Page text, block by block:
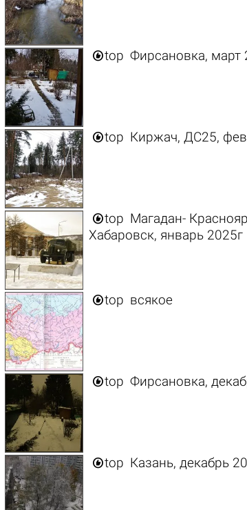
top Фирсановка, март
top Киржач, ДС25,
top Магадан-
Хабаровск, январь 2025г
top всякое
top Фирсановка,
top Казань, декабрь